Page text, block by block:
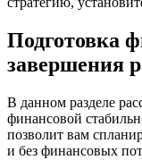
Подготовка
завершения
В данном разделе
финансовой
позволит вам
и без финансовых